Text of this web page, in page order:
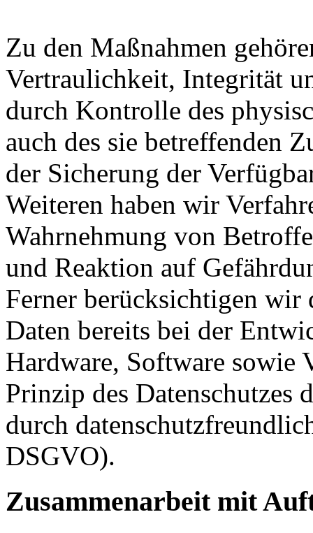
Zu den Maßnahmen
Vertraulichkeit, Integrität
durch Kontrolle des
auch des sie betreffenden
der Sicherung der
Weiteren haben wir
Wahrnehmung von
und Reaktion auf
Ferner berücksichtigen wir
Daten bereits bei der
Hardware, Software sowie
Prinzip des Datenschutzes
durch
DSGVO).
Zusammenarbeit mit